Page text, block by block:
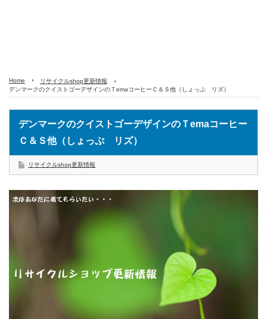
Home
リサイクルshop更新情報
デンマークのクイストゴーデザインのＴemaコーヒーＣ＆Ｓ他（しょっぷ リズ）
デンマークのクイストゴーデザインのＴemaコーヒー
Ｃ＆Ｓ他（しょっぷ リズ）
リサイクルshop更新情報